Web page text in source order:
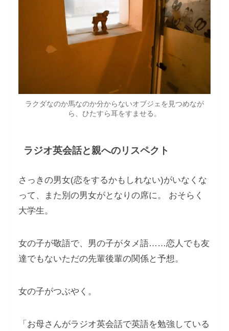
ラクダなのか馬なのか分からないオブジェを見つめなが
ら、ひたすら耳をすませる。
ラジオ英会話と親へのリスペクト
さっきの男女(恋をするかもしれない)がいなくな
って、また別の男女がとなりの席に。 おそらく
大学生。
女の子が敬語で、男の子がタメ語……恋人でも友
達でもないただの先輩後輩の関係と予想。
女の子がつぶやく。
「お母さんがラジオ英会話で英語を勉強している